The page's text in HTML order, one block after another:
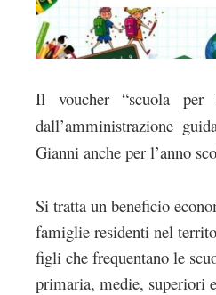
Il voucher “scuola
dall’amministrazione
Gianni anche per l’anno
Si tratta un beneficio
famiglie residenti nel
figli che frequentano le
primaria, medie, superiori